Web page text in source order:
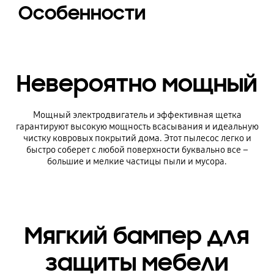
Особенности
Невероятно мощный
Мощный электродвигатель и эффективная щетка
гарантируют высокую мощность всасывания и идеальную
чистку ковровых покрытий дома. Этот пылесос легко и
быстро соберет с любой поверхности буквально все –
большие и мелкие частицы пыли и мусора.
Мягкий бампер для
защиты мебели